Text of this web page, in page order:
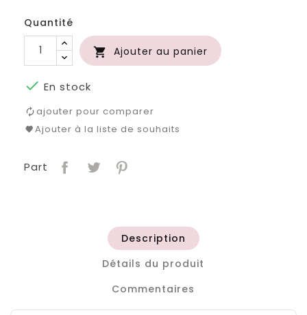
Quantité
 Ajouter au panier
 En stock
ajouter pour comparer
Ajouter à la liste de souhaits
Part
Description
Détails du produit
Commentaires